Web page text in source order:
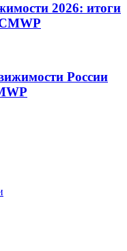
2026: итоги
России